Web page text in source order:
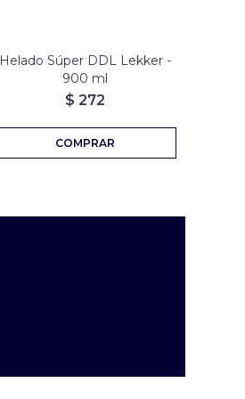
Helado Súper DDL Lekker -
900 ml
$ 272